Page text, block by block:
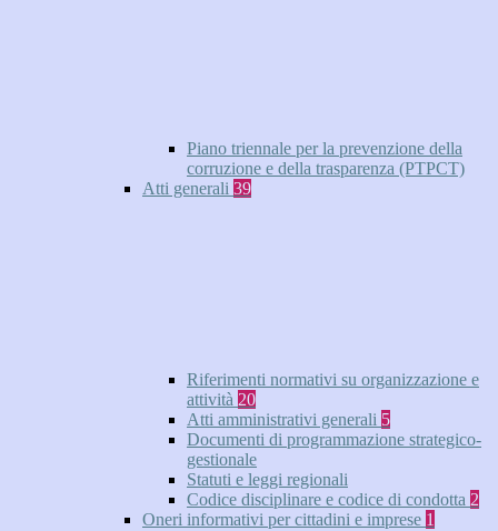
Piano triennale per la prevenzione della
corruzione e della trasparenza (PTPCT)
Atti generali 39
Riferimenti normativi su organizzazione e
attività 20
Atti amministrativi generali 5
Documenti di programmazione strategico-
gestionale
Statuti e leggi regionali
Codice disciplinare e codice di condotta 2
Oneri informativi per cittadini e imprese 1